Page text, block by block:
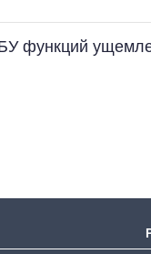
функций